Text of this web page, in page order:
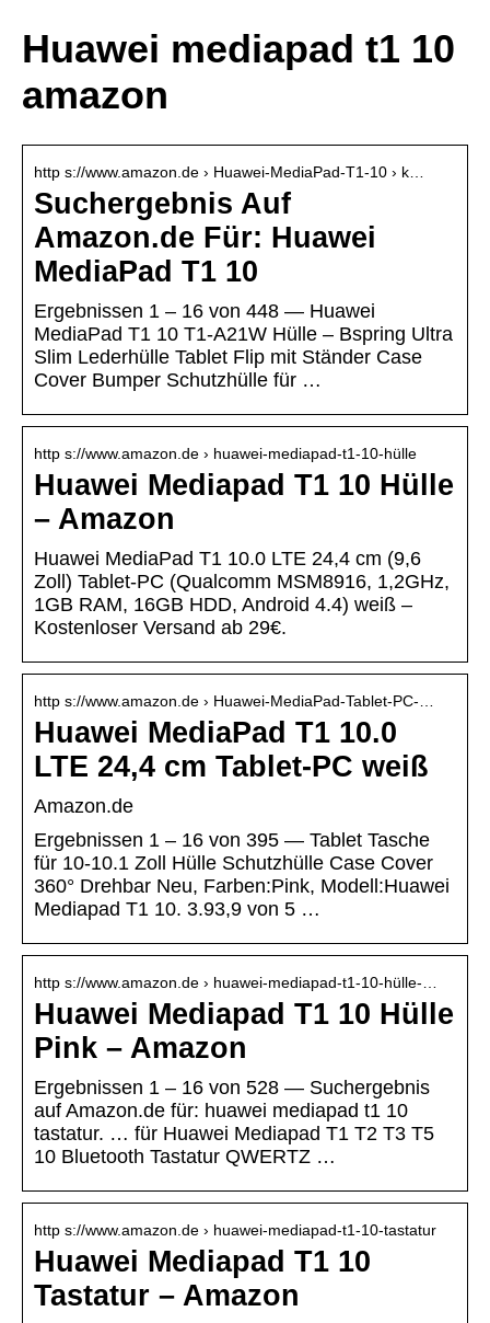
Huawei mediapad t1 10
amazon
http s://www.amazon.de › Huawei-MediaPad-T1-10 › k…
Suchergebnis Auf
Amazon.de Für: Huawei
MediaPad T1 10
Ergebnissen 1 – 16 von 448 — Huawei
MediaPad T1 10 T1-A21W Hülle – Bspring Ultra
Slim Lederhülle Tablet Flip mit Ständer Case
Cover Bumper Schutzhülle für …
http s://www.amazon.de › huawei-mediapad-t1-10-hülle
Huawei Mediapad T1 10 Hülle
– Amazon
Huawei MediaPad T1 10.0 LTE 24,4 cm (9,6
Zoll) Tablet-PC (Qualcomm MSM8916, 1,2GHz,
1GB RAM, 16GB HDD, Android 4.4) weiß –
Kostenloser Versand ab 29€.
http s://www.amazon.de › Huawei-MediaPad-Tablet-PC-…
Huawei MediaPad T1 10.0
LTE 24,4 cm Tablet-PC weiß
Amazon.de
Ergebnissen 1 – 16 von 395 — Tablet Tasche
für 10-10.1 Zoll Hülle Schutzhülle Case Cover
360° Drehbar Neu, Farben:Pink, Modell:Huawei
Mediapad T1 10. 3.93,9 von 5 …
http s://www.amazon.de › huawei-mediapad-t1-10-hülle-…
Huawei Mediapad T1 10 Hülle
Pink – Amazon
Ergebnissen 1 – 16 von 528 — Suchergebnis
auf Amazon.de für: huawei mediapad t1 10
tastatur. … für Huawei Mediapad T1 T2 T3 T5
10 Bluetooth Tastatur QWERTZ …
http s://www.amazon.de › huawei-mediapad-t1-10-tastatur
Huawei Mediapad T1 10
Tastatur – Amazon